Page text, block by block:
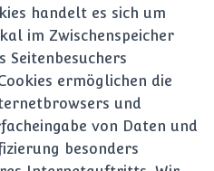
handelt es sich um
im Zwischenspeicher
Seitenbesuchers
ermöglichen die
und
von Daten und
besonders